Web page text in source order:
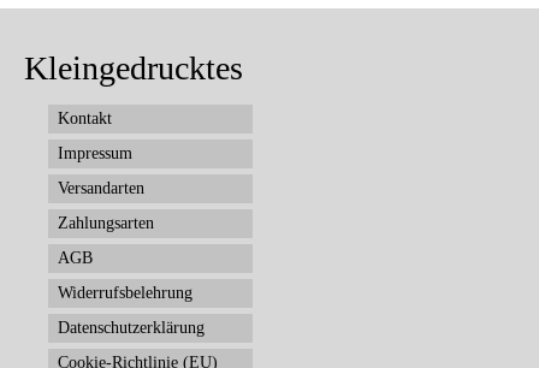
Kleingedrucktes
Kontakt
Impressum
Versandarten
Zahlungsarten
AGB
Widerrufsbelehrung
Datenschutzerklärung
Cookie-Richtlinie (EU)